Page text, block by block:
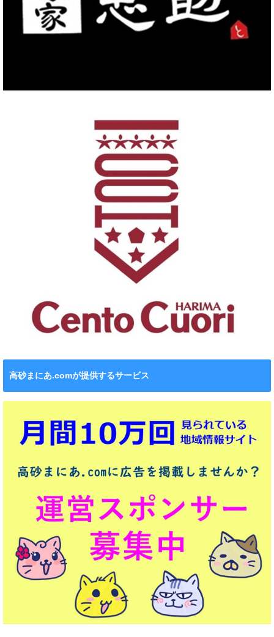
高砂まにあ.comが提供するサービス